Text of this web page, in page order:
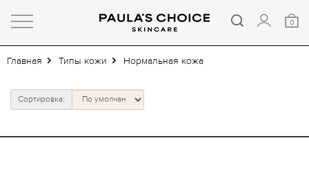
0
Главная Типы кожи Нормальная кожа
Сортировка: